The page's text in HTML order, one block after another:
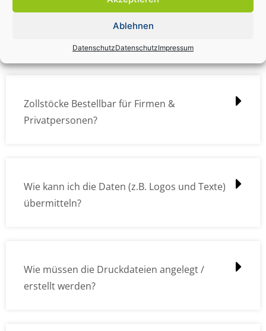
Ablehnen
DatenschutzDatenschutzImpressum
Zollstock Druckdatencheck / Profidatencheck
Zollstöcke Bestellbar für Firmen &
Privatpersonen?
Wie kann ich die Daten (z.B. Logos und Texte)
übermitteln?
Wie müssen die Druckdateien angelegt /
erstellt werden?